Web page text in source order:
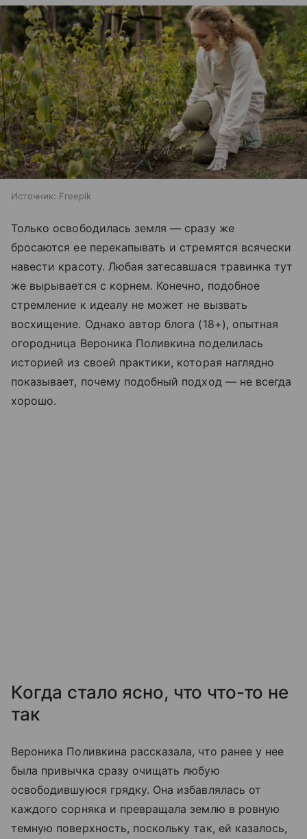
Источник: Freepik
Только освободилась земля — сразу же
бросаются ее перекапывать и стремятся всячески
навести красоту. Любая затесавшася травинка тут
же вырывается с корнем. Конечно, подобное
стремление к идеалу не может не вызвать
восхищение. Однако автор блога (18+), опытная
огородница Вероника Поливкина поделилась
историей из своей практики, которая наглядно
показывает, почему подобный подход — не всегда
хорошо.
Когда стало ясно, что что-то не
так
Вероника Поливкина рассказала, что ранее у нее
была привычка сразу очищать любую
освободившуюся грядку. Она избавлялась от
каждого сорняка и превращала землю в ровную
темную поверхность, поскольку так, ей казалось,